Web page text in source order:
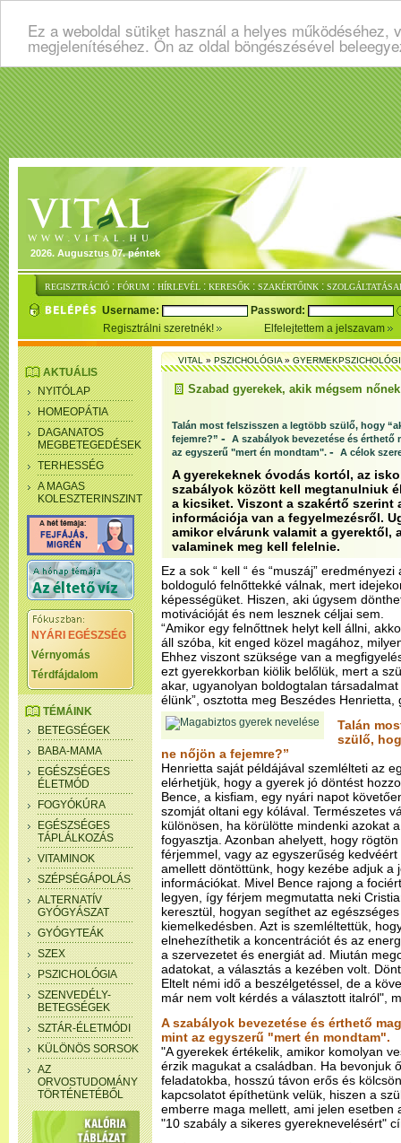
Ez a weboldal sütiket használ a helyes
megjelenítéséhez. Ön az oldal böngészésével
2026. Augusztus 07. péntek
REGISZTRÁCIÓ : FÓRUM : HÍRLEVÉL : KERESŐK : SZAKÉRTŐINK :
Username:
Password:
Regisztrálni szeretnék!
Elfelejtettem a jelszavam
AKTUÁLIS
NYITÓLAP
HOMEOPÁTIA
DAGANATOS
MEGBETEGEDÉSEK
TERHESSÉG
A MAGAS
KOLESZTERINSZINT
NYÁRI EGÉSZSÉG
Vérnyomás
Térdfájdalom
TÉMÁINK
BETEGSÉGEK
BABA-MAMA
EGÉSZSÉGES
ÉLETMÓD
FOGYÓKÚRA
EGÉSZSÉGES
TÁPLÁLKOZÁS
VITAMINOK
SZÉPSÉGÁPOLÁS
ALTERNATÍV
GYÓGYÁSZAT
GYÓGYTEÁK
SZEX
PSZICHOLÓGIA
SZENVEDÉLY-
BETEGSÉGEK
SZTÁR-ÉLETMÓDI
KÜLÖNÖS SORSOK
AZ
ORVOSTUDOMÁNY
TÖRTÉNETÉBŐL
VITAL»PSZICHOLÓGIA»
Szabad gyerekek, akik mégsem
Talán most felszisszen a legtöbb szülő, hogy
fejemre?” - A szabályok bevezetése és érthető
az egyszerű "mert én mondtam". - A célok
A gyerekeknek óvodás kortól, az
szabályok között kell megtanulniuk
a kicsiket. Viszont a szakértő szerint
információja van a fegyelmezésről.
amikor elvárunk valamit a gyerektől,
valaminek meg kell felelnie.
Ez a sok “ kell “ és “muszáj”
boldoguló felnőttekké válnak, mert
képességüket. Hiszen, aki úgysem
motivációját és nem lesznek céljai sem.
“Amikor egy felnőttnek helyt kell állni,
áll szóba, kit enged közel magához,
Ehhez viszont szüksége van a
ezt gyerekkorban kiölik belőlük, mert a
akar, ugyanolyan boldogtalan
élünk”, osztotta meg Beszédes
Talán
szülő,
ne nőjön a fejemre?”
Henrietta saját példájával szemlélteti az
elérhetjük, hogy a gyerek jó döntést
Bence, a kisfiam, egy nyári napot
szomját oltani egy kólával. Természetes
különösen, ha körülötte mindenki azokat
fogyasztja. Azonban ahelyett, hogy
férjemmel, vagy az egyszerűség
amellett döntöttünk, hogy kezébe adjuk a
információkat. Mivel Bence rajong a
legyen, így férjem megmutatta neki
keresztül, hogyan segíthet az
kiemelkedésben. Azt is szemléltettük,
elnehezíthetik a koncentrációt és az
a szervezetet és energiát ad. Miután
adatokat, a választás a kezében volt.
Eltelt némi idő a beszélgetéssel, de a
már nem volt kérdés a választott italról",
A szabályok bevezetése és érthető
mint az egyszerű "mert én mondtam".
"A gyerekek értékelik, amikor komolyan
érzik magukat a családban. Ha bevonjuk
feladatokba, hosszú távon erős és
kapcsolatot építhetünk velük, hiszen a
emberre maga mellett, ami jelen esetben
"10 szabály a sikeres gyereknevelésért"